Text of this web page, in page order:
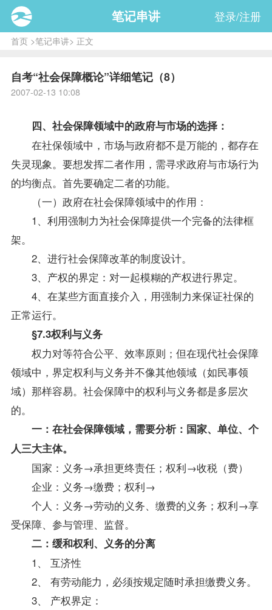
笔记串讲 登录/注册
首页>笔记串讲> 正文
自考“社会保障概论”详细笔记（8）
2007-02-13 10:08
四、社会保障领域中的政府与市场的选择：
在社保领域中，市场与政府都不是万能的，都存在
失灵现象。要想发挥二者作用，需寻求政府与市场行为
的均衡点。首先要确定二者的功能。
（一）政府在社会保障领域中的作用：
1、利用强制力为社会保障提供一个完备的法律框
架。
2、进行社会保障改革的制度设计。
3、产权的界定：对一起模糊的产权进行界定。
4、在某些方面直接介入，用强制力来保证社保的
正常运行。
§7.3权利与义务
权力对等符合公平、效率原则；但在现代社会保障
领域中，界定权利与义务并不像其他领域（如民事领
域）那样容易。社会保障中的权利与义务都是多层次
的。
一：在社会保障领域，需要分析：国家、单位、个
人三大主体。
国家：义务→承担更终责任；权利→收税（费）
企业：义务→缴费；权利→
个人：义务→劳动的义务、缴费的义务；权利→享
受保障、参与管理、监督。
二：缓和权利、义务的分离
1、 互济性
2、 有劳动能力，必须按规定随时承担缴费义务。
3、 产权界定：